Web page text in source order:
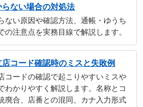
ない場合の対処法
ない原因や確認方法、通帳・ゆうち
の注意点を実務目線で解説します。
コード確認時のミスと失敗例
コードの確認で起こりやすいミスや
わかりやすく解説します。名称とコ
廃合、店番との混同、カナ入力形式